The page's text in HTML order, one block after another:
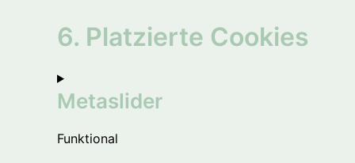
6. Platzierte Cookies
Metaslider
Funktional